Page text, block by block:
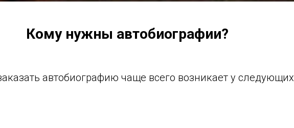
Кому нужны автобиографии?
автобиографию чаще всего возникает у следующих